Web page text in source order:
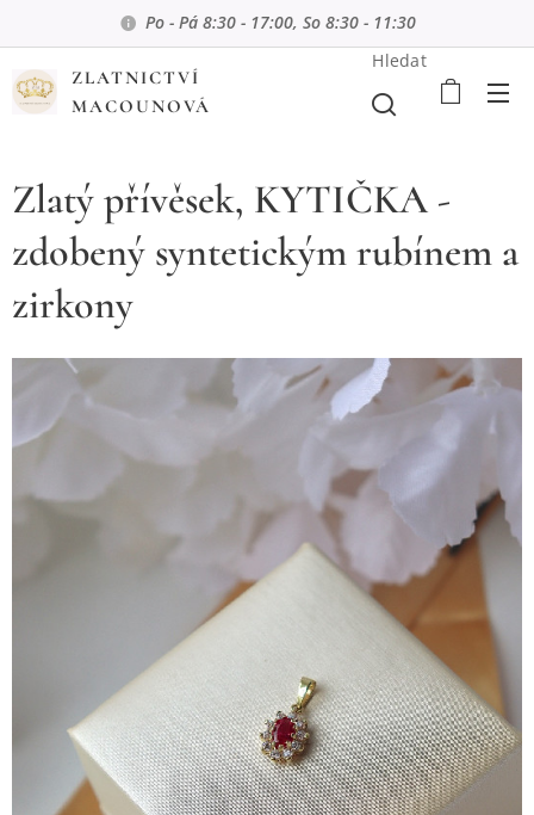
Po - Pá 8:30 - 17:00, So 8:30 - 11:30
ZLATNICTVÍ
MACOUNOVÁ
Hledat
Zlatý přívěsek, KYTIČKA -
zdobený syntetickým rubínem a
zirkony